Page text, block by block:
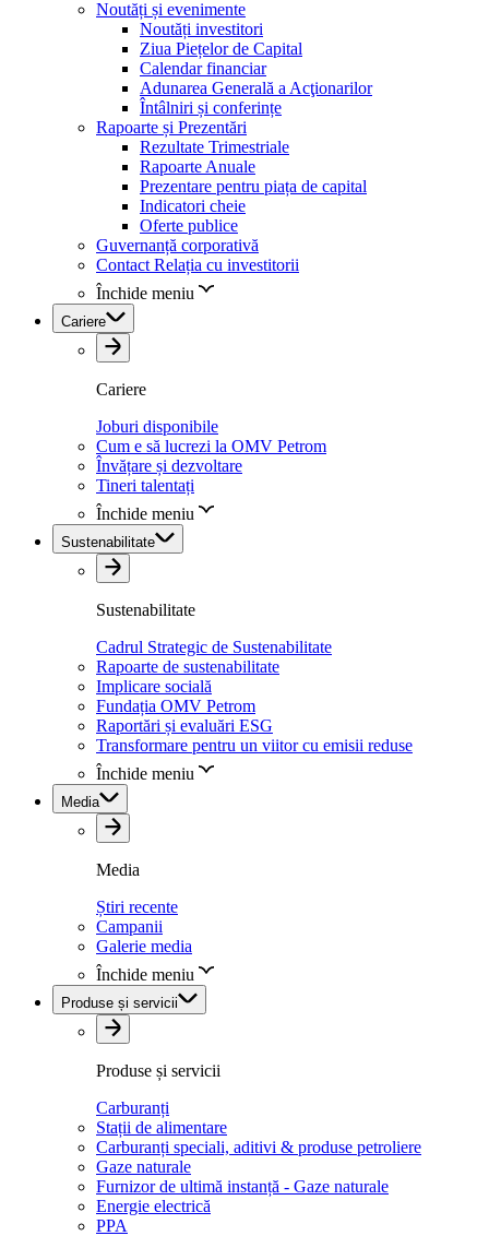
Noutăți și evenimente
Noutăți investitori
Ziua Piețelor de Capital
Calendar financiar
Adunarea Generală a Acţionarilor
Întâlniri și conferințe
Rapoarte și Prezentări
Rezultate Trimestriale
Rapoarte Anuale
Prezentare pentru piața de capital
Indicatori cheie
Oferte publice
Guvernanță corporativă
Contact Relația cu investitorii
Închide meniu
Cariere
Cariere
Joburi disponibile
Cum e să lucrezi la OMV Petrom
Învățare și dezvoltare
Tineri talentați
Închide meniu
Sustenabilitate
Sustenabilitate
Cadrul Strategic de Sustenabilitate
Rapoarte de sustenabilitate
Implicare socială
Fundația OMV Petrom
Raportări și evaluări ESG
Transformare pentru un viitor cu emisii reduse
Închide meniu
Media
Media
Știri recente
Campanii
Galerie media
Închide meniu
Produse și servicii
Produse și servicii
Carburanți
Stații de alimentare
Carburanți speciali, aditivi & produse petroliere
Gaze naturale
Furnizor de ultimă instanță - Gaze naturale
Energie electrică
PPA